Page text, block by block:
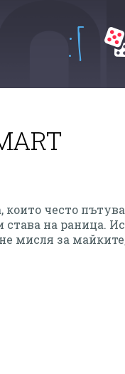
:Г
често
става на раница.
мисля за